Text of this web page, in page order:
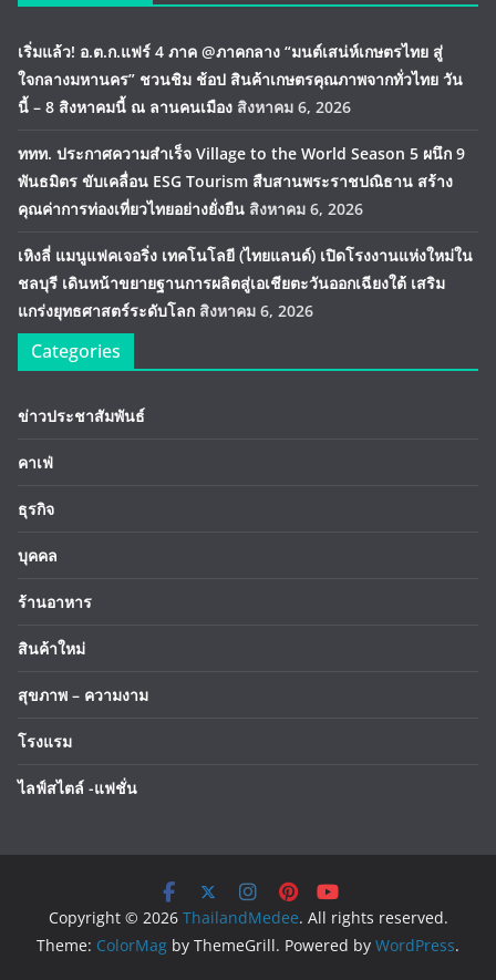
เริ่มแล้ว! อ.ต.ก.แฟร์ 4 ภาค @ภาคกลาง “มนต์เสน่ห์เกษตรไทย สู่
ใจกลางมหานคร” ชวนชิม ช้อป สินค้าเกษตรคุณภาพจากทั่วไทย วัน
นี้ – 8 สิงหาคมนี้ ณ ลานคนเมือง สิงหาคม 6, 2026
ททท. ประกาศความสำเร็จ Village to the World Season 5 ผนึก 9
พันธมิตร ขับเคลื่อน ESG Tourism สืบสานพระราชปณิธาน สร้าง
คุณค่าการท่องเที่ยวไทยอย่างยั่งยืน สิงหาคม 6, 2026
เหิงลี่ แมนูแฟคเจอริ่ง เทคโนโลยี (ไทยแลนด์) เปิดโรงงานแห่งใหม่ใน
ชลบุรี เดินหน้าขยายฐานการผลิตสู่เอเชียตะวันออกเฉียงใต้ เสริม
แกร่งยุทธศาสตร์ระดับโลก สิงหาคม 6, 2026
Categories
ข่าวประชาสัมพันธ์
คาเฟ่
ธุรกิจ
บุคคล
ร้านอาหาร
สินค้าใหม่
สุขภาพ – ความงาม
โรงแรม
ไลฟ์สไตล์ -แฟชั่น
Copyright © 2026 ThailandMedee. All rights reserved.
Theme: ColorMag by ThemeGrill. Powered by WordPress.